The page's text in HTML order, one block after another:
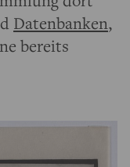
Datenbanken,
bereits